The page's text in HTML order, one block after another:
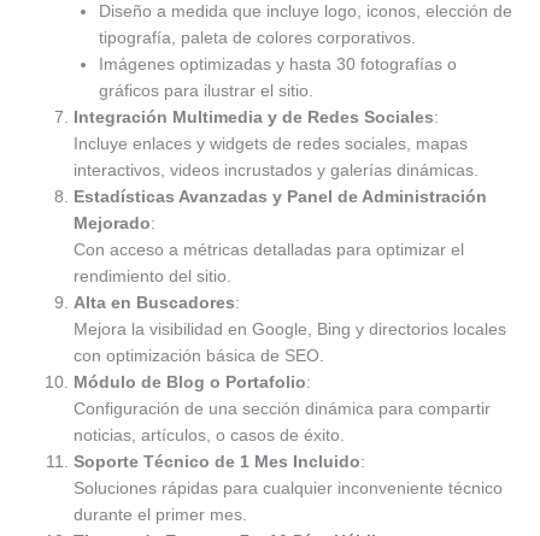
Diseño a medida que incluye logo, iconos, elección de
tipografía, paleta de colores corporativos.
Imágenes optimizadas y hasta 30 fotografías o
gráficos para ilustrar el sitio.
Integración Multimedia y de Redes Sociales:
Incluye enlaces y widgets de redes sociales, mapas
interactivos, videos incrustados y galerías dinámicas.
Estadísticas Avanzadas y Panel de Administración
Mejorado:
Con acceso a métricas detalladas para optimizar el
rendimiento del sitio.
Alta en Buscadores:
Mejora la visibilidad en Google, Bing y directorios locales
con optimización básica de SEO.
Módulo de Blog o Portafolio:
Configuración de una sección dinámica para compartir
noticias, artículos, o casos de éxito.
Soporte Técnico de 1 Mes Incluido:
Soluciones rápidas para cualquier inconveniente técnico
durante el primer mes.